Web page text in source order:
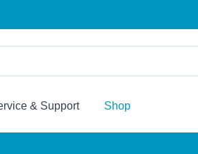
& Support Shop